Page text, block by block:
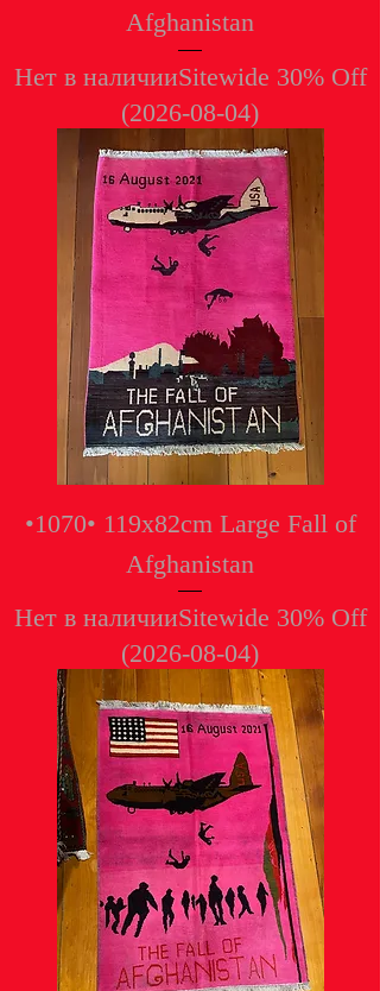
Afghanistan
Нет в наличииSitewide 30% Off
(2026-08-04)
•1070• 119x82cm Large Fall of
Afghanistan
Нет в наличииSitewide 30% Off
(2026-08-04)